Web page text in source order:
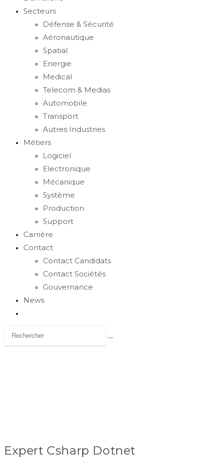
Secteurs
Défense & Sécurité
Aéronautique
Spatial
Energie
Medical
Telecom & Medias
Automobile
Transport
Autres Industries
Métiers
Logiciel
Electronique
Mécanique
Système
Production
Support
Carrière
Contact
Contact Candidats
Contact Sociétés
Gouvernance
News
search
Expert Csharp Dotnet